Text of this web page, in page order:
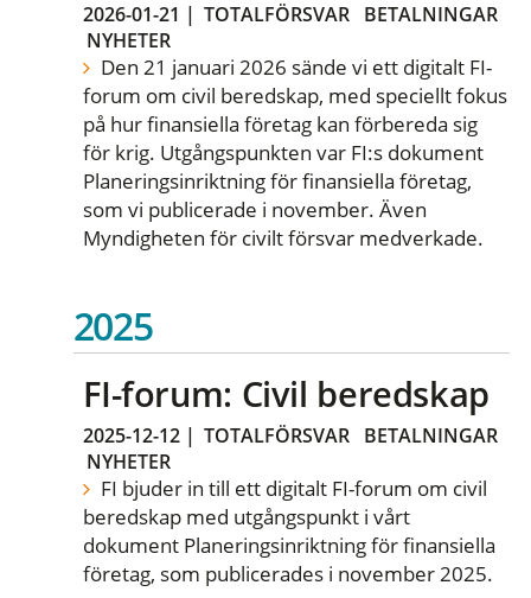
2026-01-21 | TOTALFÖRSVAR BETALNINGAR
NYHETER
Den 21 januari 2026 sände vi ett digitalt FI-
forum om civil beredskap, med speciellt fokus
på hur finansiella företag kan förbereda sig
för krig. Utgångspunkten var FI:s dokument
Planeringsinriktning för finansiella företag,
som vi publicerade i november. Även
Myndigheten för civilt försvar medverkade.
2025
FI-forum: Civil beredskap
2025-12-12 | TOTALFÖRSVAR BETALNINGAR
NYHETER
FI bjuder in till ett digitalt FI-forum om civil
beredskap med utgångspunkt i vårt
dokument Planeringsinriktning för finansiella
företag, som publicerades i november 2025.